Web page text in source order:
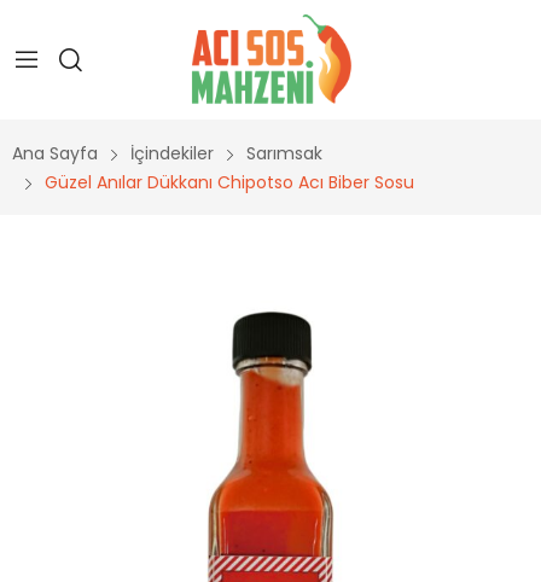
Ana Sayfa İçindekiler
Sarımsak
Güzel Anılar Dükkanı Chipotso Acı Biber Sosu